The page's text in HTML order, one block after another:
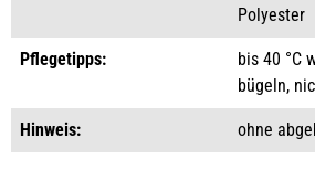
Polyester
Pflegetipps:
bis 40 °C
bügeln,
Hinweis: ohne